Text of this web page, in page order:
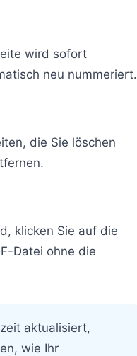
wird sofort
neu nummeriert.
die Sie löschen
klicken Sie auf die
Datei ohne die
aktualisiert,
wie Ihr